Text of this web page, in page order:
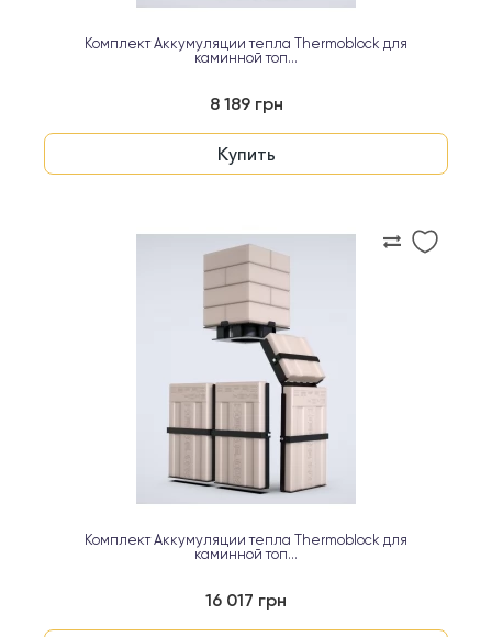
Комплект Аккумуляции тепла Thermoblock для
каминной топ...
8 189 грн
Купить
Комплект Аккумуляции тепла Thermoblock для
каминной топ...
16 017 грн